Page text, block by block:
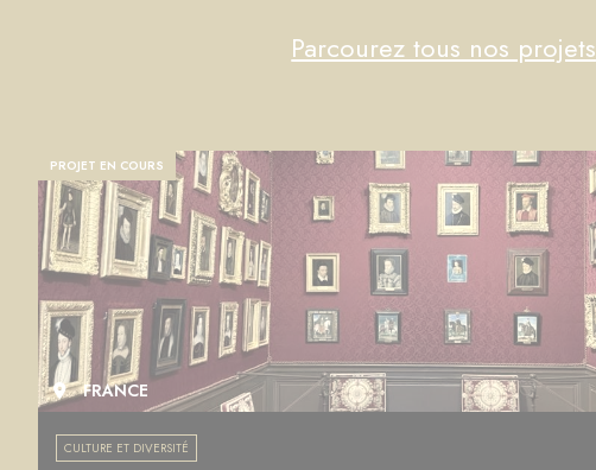
Parcourez tous nos projets
PROJET EN COURS
FRANCE
CULTURE ET DIVERSITÉ